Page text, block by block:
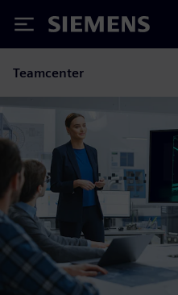
Siemens
Teamcenter